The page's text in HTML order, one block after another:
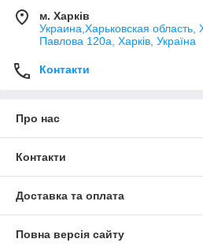
м. Харків
Украина,Харьковская область,
Павлова 120а, Харків, Україна
Контакти
Про нас
Контакти
Доставка та оплата
Повна версія сайту